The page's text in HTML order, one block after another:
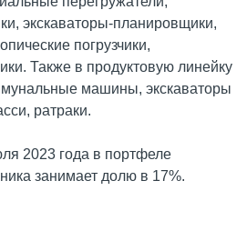
экскаваторы-планировщики,
погрузчики,
Также в продуктовую линейку
машины, экскаваторы
ратраки.
2023 года в портфеле
занимает долю в 17%.